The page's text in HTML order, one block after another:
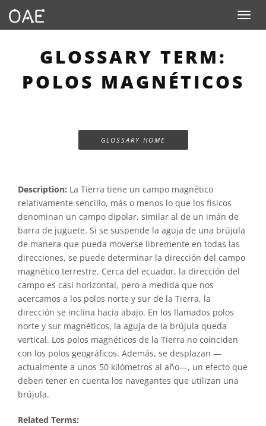
Toggle
GLOSSARY TERM:
POLOS MAGNÉTICOS
GLOSSARY HOME
Description: La Tierra tiene un campo magnético
relativamente sencillo, más o menos lo que los físicos
denominan un campo dipolar, similar al de un imán de
barra de juguete. Si se suspende la aguja de una brújula
de manera que pueda moverse libremente en todas las
direcciones, se puede determinar la dirección del campo
magnético terrestre. Cerca del ecuador, la dirección del
campo es casi horizontal, pero a medida que nos
acercamos a los polos norte y sur de la Tierra, la
dirección se inclina hacia abajo. En los llamados polos
norte y sur magnéticos, la aguja de la brújula queda
vertical. Los polos magnéticos de la Tierra no coinciden
con los polos geográficos. Además, se desplazan —
actualmente a unos 50 kilómetros al año—, un efecto que
deben tener en cuenta los navegantes que utilizan una
brújula.
Related Terms: